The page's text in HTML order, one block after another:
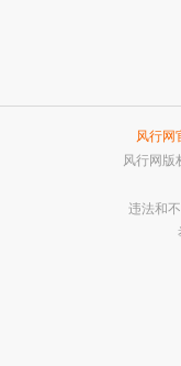
风行网
风行网版
违法和